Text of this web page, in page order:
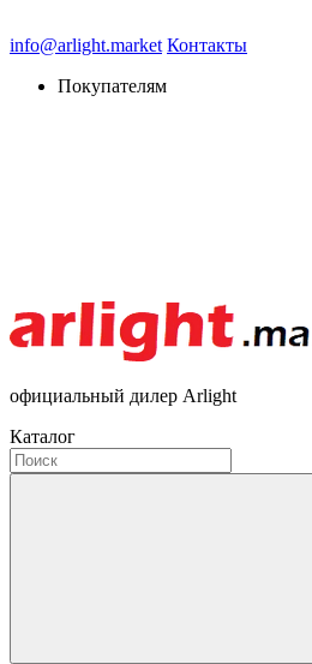
info@arlight.market Контакты
Покупателям
официальный дилер Arlight
Каталог